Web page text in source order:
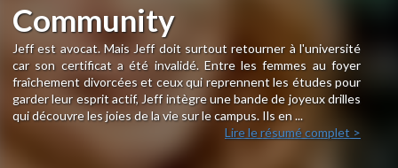
Community
Jeff est avocat. Mais Jeff doit surtout retourner à l'université
car son certificat a été invalidé. Entre les femmes au foyer
fraîchement divorcées et ceux qui reprennent les études pour
garder leur esprit actif, Jeff intègre une bande de joyeux drilles
qui découvre les joies de la vie sur le campus. Ils en ...
Lire le résumé complet >